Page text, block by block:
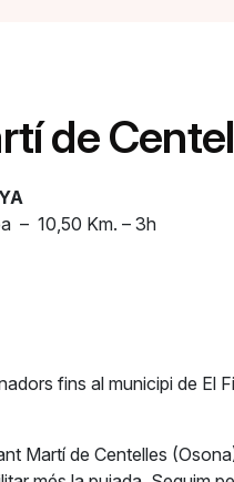
de
– 10,50 Km. – 3h
fins al municipi de El
Martí de Centelles